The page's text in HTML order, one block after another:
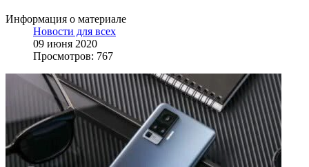
Информация о материале
Новости для всех
09 июня 2020
Просмотров: 767